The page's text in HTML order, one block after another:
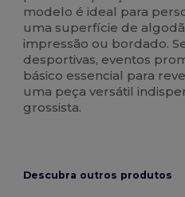
modelo é ideal para
uma superfície de
impressão ou bordado.
desportivas, eventos
básico essencial para
uma peça versátil
grossista.
Descubra outros produtos